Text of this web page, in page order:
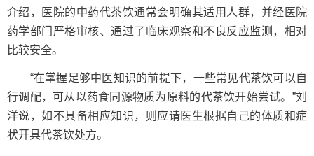
介绍，医院的中药代茶饮通常会明确其适用人群，并经医院
药学部门严格审核、通过了临床观察和不良反应监测，相对
比较安全。
“在掌握足够中医知识的前提下，一些常见代茶饮可以自
行调配，可从以药食同源物质为原料的代茶饮开始尝试。”刘
洋说，如不具备相应知识，则应请医生根据自己的体质和症
状开具代茶饮处方。